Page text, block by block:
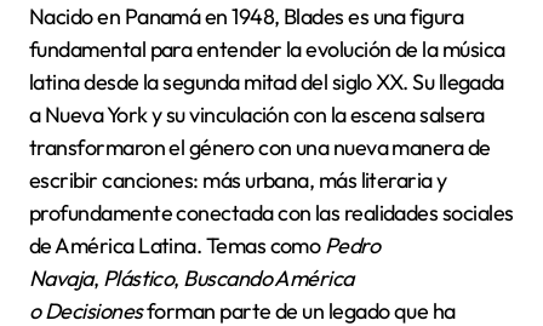
Nacido en Panamá en 1948, Blades es una figura
fundamental para entender la evolución de la música
latina desde la segunda mitad del siglo XX. Su llegada
a Nueva York y su vinculación con la escena salsera
transformaron el género con una nueva manera de
escribir canciones: más urbana, más literaria y
profundamente conectada con las realidades sociales
de América Latina. Temas comoPedro
Navaja, Plástico, Buscando América
oDecisionesforman parte de un legado que ha